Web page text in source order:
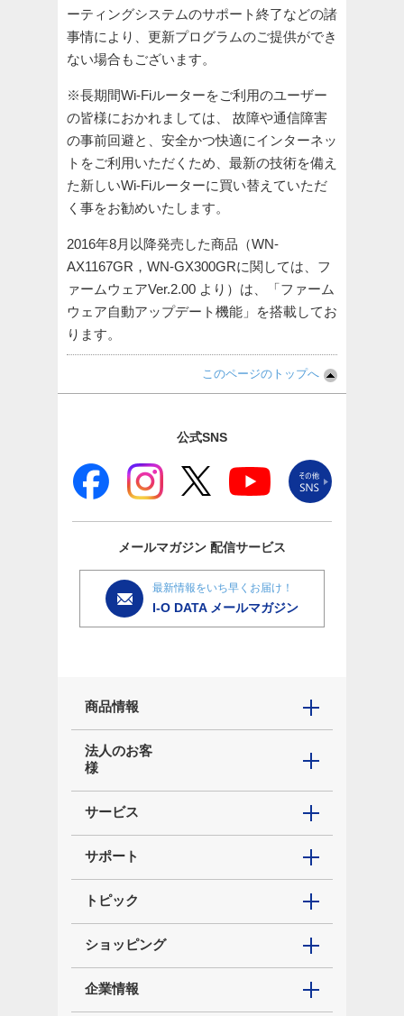
ーティングシステムのサポート終了などの諸
事情により、更新プログラムのご提供ができ
ない場合もございます。
※長期間Wi-Fiルーターをご利用のユーザー
の皆様におかれましては、 故障や通信障害
の事前回避と、安全かつ快適にインターネッ
トをご利用いただくため、最新の技術を備え
た新しいWi-Fiルーターに買い替えていただ
く事をお勧めいたします。
2016年8月以降発売した商品（WN-
AX1167GR，WN-GX300GRに関しては、フ
ァームウェアVer.2.00 より）は、「ファーム
ウェア自動アップデート機能」を搭載してお
ります。
このページのトップへ
公式SNS
メールマガジン 配信サービス
最新情報をいち早くお届け！
I-O DATA メールマガジン
商品情報
法人のお客
様
サービス
サポート
トピック
ショッピング
企業情報